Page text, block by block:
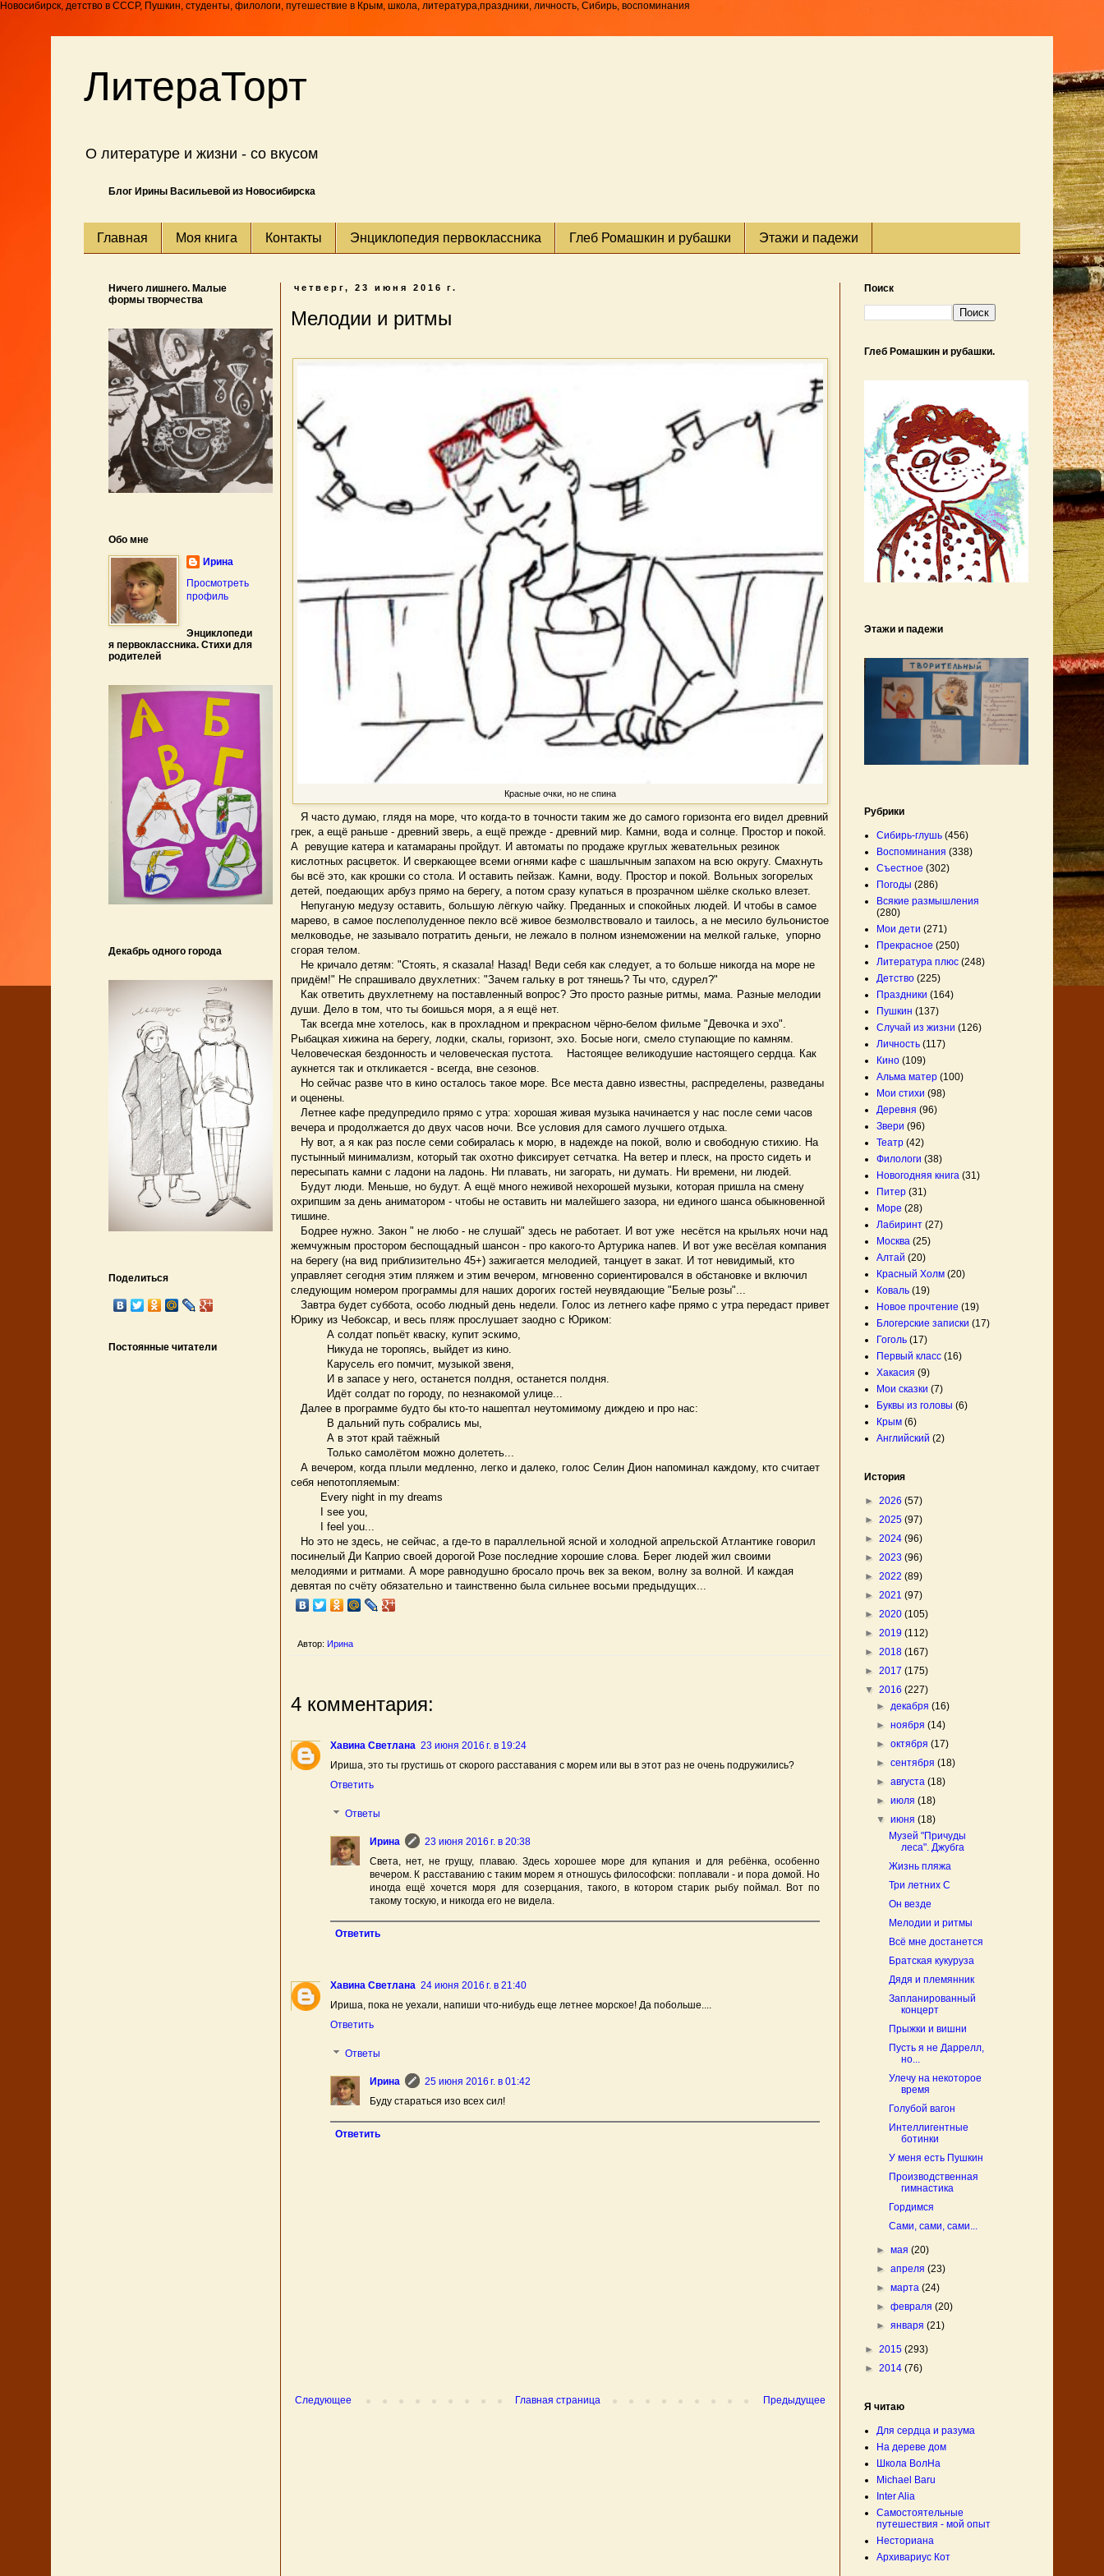
Новосибирск, детство в СССР, Пушкин, студенты, филологи, путешествие в Крым, школа, литература,праздники, личность, Сибирь, воспоминания
ЛитераТорт
О литературе и жизни - со вкусом
Блог Ирины Васильевой из Новосибирска
Главная Моя книга Контакты Энциклопедия первоклассника Глеб Ромашкин и рубашки Этажи и падежи
четверг, 23 июня 2016 г.
Мелодии и ритмы
Красные очки, но не спина
Я часто думаю, глядя на море, что когда-то в точности таким же до самого горизонта его видел древний
грек, а ещё раньше - древний зверь, а ещё прежде - древний мир. Камни, вода и солнце. Простор и покой.
А ревущие катера и катамараны пройдут. И автоматы по продаже круглых жевательных резинок
кислотных расцветок. И сверкающее всеми огнями кафе с шашлычным запахом на всю округу. Смахнуть
бы всё это, как крошки со стола. И оставить пейзаж. Камни, воду. Простор и покой. Вольных зогорелых
детей, поедающих арбуз прямо на берегу, а потом сразу купаться в прозрачном шёлке сколько влезет.
Непуганую медузу оставить, большую лёгкую чайку. Преданных и спокойных людей. И чтобы в самое
марево, в самое послеполуденное пекло всё живое безмолвствовало и таилось, а не месило бульонистое
мелководье, не зазывало потратить деньги, не лежало в полном изнеможении на мелкой гальке, упорно
сгорая телом.
Не кричало детям: "Стоять, я сказала! Назад! Веди себя как следует, а то больше никогда на море не
придём!" Не спрашивало двухлетних: "Зачем гальку в рот тянешь? Ты что, сдурел?"
Как ответить двухлетнему на поставленный вопрос? Это просто разные ритмы, мама. Разные мелодии
души. Дело в том, что ты боишься моря, а я ещё нет.
Так всегда мне хотелось, как в прохладном и прекрасном чёрно-белом фильме "Девочка и эхо".
Рыбацкая хижина на берегу, лодки, скалы, горизонт, эхо. Босые ноги, смело ступающие по камням.
Человеческая бездонность и человеческая пустота. Настоящее великодушие настоящего сердца. Как
аукнется так и откликается - всегда, вне сезонов.
Но сейчас разве что в кино осталось такое море. Все места давно известны, распределены, разведаны
и оценены.
Летнее кафе предупредило прямо с утра: хорошая живая музыка начинается у нас после семи часов
вечера и продолжается до двух часов ночи. Все условия для самого лучшего отдыха.
Ну вот, а я как раз после семи собиралась к морю, в надежде на покой, волю и свободную стихию. На
пустынный минимализм, который так охотно фиксирует сетчатка. На ветер и плеск, на просто сидеть и
пересыпать камни с ладони на ладонь. Ни плавать, ни загорать, ни думать. Ни времени, ни людей.
Будут люди. Меньше, но будут. А ещё много неживой нехорошей музыки, которая пришла на смену
охрипшим за день аниматором - чтобы не оставить ни малейшего зазора, ни единого шанса обыкновенной
тишине.
Бодрее нужно. Закон " не любо - не слушай" здесь не работает. И вот уже несётся на крыльях ночи над
жемчужным простором беспощадный шансон - про какого-то Артурика напев. И вот уже весёлая компания
на берегу (на вид приблизительно 45+) зажигается мелодией, танцует в закат. И тот невидимый, кто
управляет сегодня этим пляжем и этим вечером, мгновенно сориентировался в обстановке и включил
следующим номером программы для наших дорогих гостей неувядающие "Белые розы"...
Завтра будет суббота, особо людный день недели. Голос из летнего кафе прямо с утра передаст привет
Юрику из Чебоксар, и весь пляж прослушает заодно с Юриком:
А солдат попьёт кваску, купит эскимо,
Никуда не торопясь, выйдет из кино.
Карусель его помчит, музыкой звеня,
И в запасе у него, останется полдня, останется полдня.
Идёт солдат по городу, по незнакомой улице...
Далее в программе будто бы кто-то нашептал неутомимому диждею и про нас:
В дальний путь собрались мы,
А в этот край таёжный
Только самолётом можно долететь...
А вечером, когда плыли медленно, легко и далеко, голос Селин Дион напоминал каждому, кто считает
себя непотопляемым:
Every night in my dreams
I see you,
I feel you...
Но это не здесь, не сейчас, а где-то в параллельной ясной и холодной апрельской Атлантике говорил
посинелый Ди Каприо своей дорогой Розе последние хорошие слова. Берег людей жил своими
мелодиями и ритмами. А море равнодушно бросало прочь век за веком, волну за волной. И каждая
девятая по счёту обязательно и таинственно была сильнее восьми предыдущих...
Автор: Ирина
4 комментария:
Хавина Светлана 23 июня 2016 г. в 19:24
Ириша, это ты грустишь от скорого расставания с морем или вы в этот раз не очень подружились?
Ответить
Ответы
Ирина
23 июня 2016 г. в 20:38
Света, нет, не грущу, плаваю. Здесь хорошее море для купания и для ребёнка, особенно
вечером. К расставанию с таким морем я отношусь философски: поплавали - и пора домой. Но
иногда ещё хочется моря для созерцания, такого, в котором старик рыбу поймал. Вот по
такому тоскую, и никогда его не видела.
Ответить
Хавина Светлана 24 июня 2016 г. в 21:40
Ириша, пока не уехали, напиши что-нибудь еще летнее морское! Да побольше....
Ответить
Ответы
Ирина
25 июня 2016 г. в 01:42
Буду стараться изо всех сил!
Ответить
Следующее Предыдущее
Главная страница
Ничего лишнего. Малые
формы творчества
Обо мне
Ирина
Просмотреть
профиль
Энциклопеди
я первоклассника. Стихи для
родителей
Декабрь одного города
Поделиться
Постоянные читатели
Поиск
Глеб Ромашкин и рубашки.
Этажи и падежи
Рубрики
Сибирь-глушь (456)
Воспоминания (338)
Съестное (302)
Погоды (286)
Всякие размышления
(280)
Мои дети (271)
Прекрасное (250)
Литература плюс (248)
Детство (225)
Праздники (164)
Пушкин (137)
Случай из жизни (126)
Личность (117)
Кино (109)
Альма матер (100)
Мои стихи (98)
Деревня (96)
Звери (96)
Театр (42)
Филологи (38)
Новогодняя книга (31)
Питер (31)
Море (28)
Лабиринт (27)
Москва (25)
Алтай (20)
Красный Холм (20)
Коваль (19)
Новое прочтение (19)
Блогерские записки (17)
Гоголь (17)
Первый класс (16)
Хакасия (9)
Мои сказки (7)
Буквы из головы (6)
Крым (6)
Английский (2)
История
► 2026 (57)
► 2025 (97)
► 2024 (96)
► 2023 (96)
► 2022 (89)
► 2021 (97)
► 2020 (105)
► 2019 (112)
► 2018 (167)
► 2017 (175)
▼ 2016 (227)
►декабря(16)
►ноября(14)
►октября(17)
►сентября(18)
►августа(18)
►июля(18)
▼июня(18)
Музей "Причуды
леса". Джубга
Жизнь пляжа
Три летних С
Он везде
Мелодии и ритмы
Всё мне достанется
Братская кукуруза
Дядя и племянник
Запланированный
концерт
Прыжки и вишни
Пусть я не Даррелл,
но...
Улечу на некоторое
время
Голубой вагон
Интеллигентные
ботинки
У меня есть Пушкин
Производственная
гимнастика
Гордимся
Сами, сами, сами...
►мая(20)
►апреля(23)
►марта(24)
►февраля(20)
►января(21)
► 2015 (293)
► 2014 (76)
Я читаю
Для сердца и разума
На дереве дом
Школа ВолНа
Michael Baru
Inter Alia
Самостоятельные
путешествия - мой опыт
Несториана
Архивариус Кот